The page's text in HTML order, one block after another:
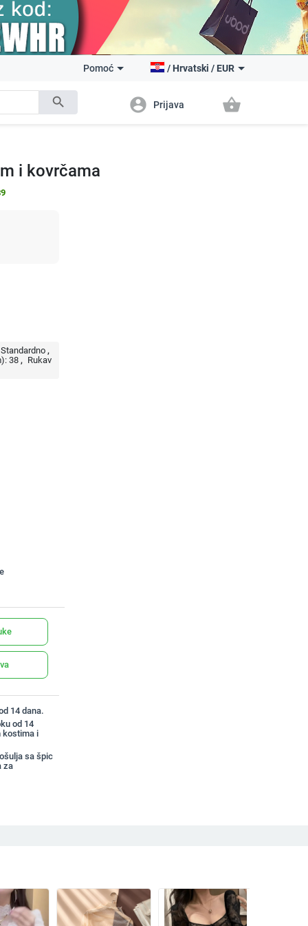
search
Pomoć / Hrvatski / EUR
account_circle Prijava shopping_basket
i kovrčama
Standardno
38
Rukav
14 dana.
od 14
kostima i
sa špic
za